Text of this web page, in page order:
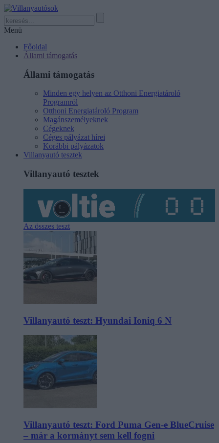
Menü
Főoldal
Állami támogatás
Állami támogatás
Minden egy helyen az Otthoni Energiatároló
Programról
Otthoni Energiatároló Program
Magánszemélyeknek
Cégeknek
Céges pályázat hírei
Korábbi pályázatok
Villanyautó tesztek
Villanyautó tesztek
Az összes teszt
Villanyautó teszt: Hyundai Ioniq 6 N
Villanyautó teszt: Ford Puma Gen-e BlueCruise
– már a kormányt sem kell fogni